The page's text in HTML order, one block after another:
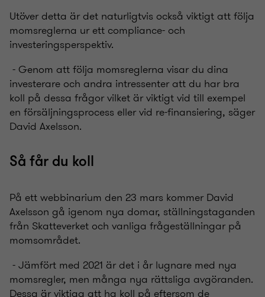
Utöver detta är det naturligtvis också viktigt att följa
momsreglerna ur ett compliance- och
investeringsperspektiv.
- Genom att följa momsreglerna visar du dina
investerare och andra intressenter att du har bra
koll på dessa frågor vilket är viktigt vid till exempel
en försäljningsprocess eller vid re-finansiering, säger
David Axelsson.
Så får du koll
På ett webbinarium den 23 mars kommer David
Axelsson gå igenom nya domar, ställningstaganden
från Skatteverket och vanliga frågeställningarpå
momsområdet.
-Jämfört med 2021 är det i år lugnare med nya
momsregler, men många nya rättsliga avgöranden.
Dessa är viktiga att ha koll på eftersom de